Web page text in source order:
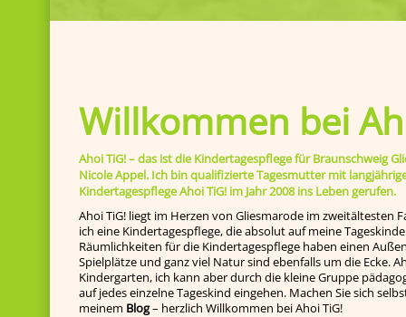
Willkommen bei
Ahoi TiG! – das ist die Kindertagespflege für Braunschweig
Nicole Appel. Ich bin qualifizierte Tagesmutter mit
Kindertagespflege Ahoi TiG! im Jahr 2008 ins Leben gerufen.
Ahoi TiG! liegt im Herzen von Gliesmarode im zweitältesten
ich eine Kindertagespflege, die absolut auf meine
Räumlichkeiten für die Kindertagespflege haben einen
Spielplätze und ganz viel Natur sind ebenfalls um die Ecke.
Kindergarten, ich kann aber durch die kleine Gruppe
auf jedes einzelne Tageskind ein­gehen. Machen Sie sich
meinem Blog– herzlich Willkommen bei Ahoi TiG!